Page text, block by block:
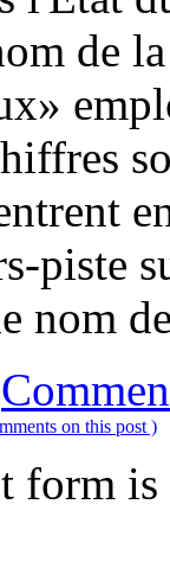
de
piste
nom
on this post )
form